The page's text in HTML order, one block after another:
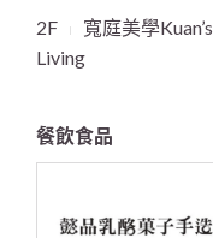
2F
寬庭美學Kuan’s
Living
餐飲食品